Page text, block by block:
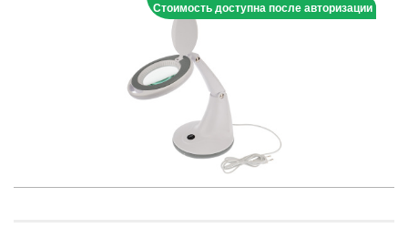
Стоимость доступна после авторизации